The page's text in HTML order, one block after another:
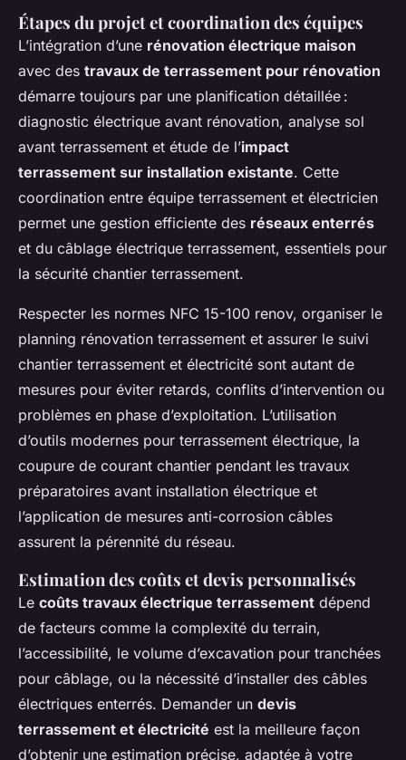
Étapes du projet et coordination des équipes
L’intégration d’une rénovation électrique maison
avec des travaux de terrassement pour rénovation
démarre toujours par une planification détaillée :
diagnostic électrique avant rénovation, analyse sol
avant terrassement et étude de l’impact
terrassement sur installation existante. Cette
coordination entre équipe terrassement et électricien
permet une gestion efficiente des réseaux enterrés
et du câblage électrique terrassement, essentiels pour
la sécurité chantier terrassement.
Respecter les normes NFC 15-100 renov, organiser le
planning rénovation terrassement et assurer le suivi
chantier terrassement et électricité sont autant de
mesures pour éviter retards, conflits d’intervention ou
problèmes en phase d’exploitation. L’utilisation
d’outils modernes pour terrassement électrique, la
coupure de courant chantier pendant les travaux
préparatoires avant installation électrique et
l’application de mesures anti-corrosion câbles
assurent la pérennité du réseau.
Estimation des coûts et devis personnalisés
Le coûts travaux électrique terrassement dépend
de facteurs comme la complexité du terrain,
l’accessibilité, le volume d’excavation pour tranchées
pour câblage, ou la nécessité d’installer des câbles
électriques enterrés. Demander un devis
terrassement et électricité est la meilleure façon
d’obtenir une estimation précise, adaptée à votre